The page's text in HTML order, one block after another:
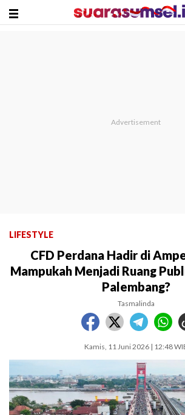
LIFESTYLE
CFD Perdana Hadir di
Mampukah Menjadi Ruang
Palembang?
Tasmalinda
Kamis, 11 Juni 2026 | 12:48